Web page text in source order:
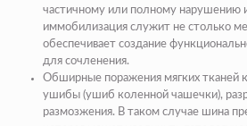
частичному или полному нарушению
иммобилизация служит не столько
обеспечивает создание
для сочленения.
Обширные поражения мягких тканей
ушибы (ушиб коленной чашечки),
размозжения. В таком случае шина